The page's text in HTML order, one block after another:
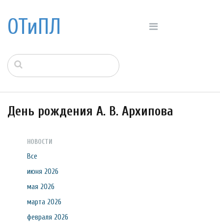
ОТиПЛ
День рождения А. В. Архипова
НОВОСТИ
Все
июня 2026
мая 2026
марта 2026
февраля 2026